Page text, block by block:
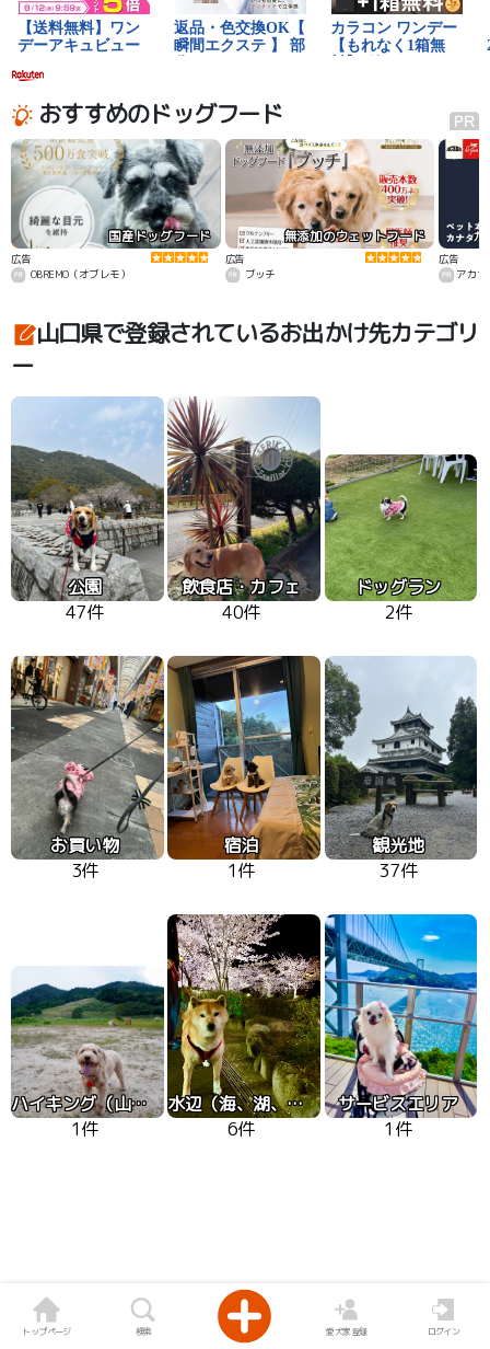
おすすめのドッグフード
国産ドッグフード
広告
OBREMO（オブレモ）
無添加のウェットフード
広告
ブッチ
カ
広告
アカ
山口県で登録されているお出かけ先カテゴリ
ー
公園
47件
飲食店・カフェ
40件
ドッグラン
2件
お買い物
3件
宿泊
1件
観光地
37件
ハイキング（山、高原）
1件
水辺（海、湖、川）
6件
サービスエリア
1件
トップページ 検索 愛犬家登録 ログイン